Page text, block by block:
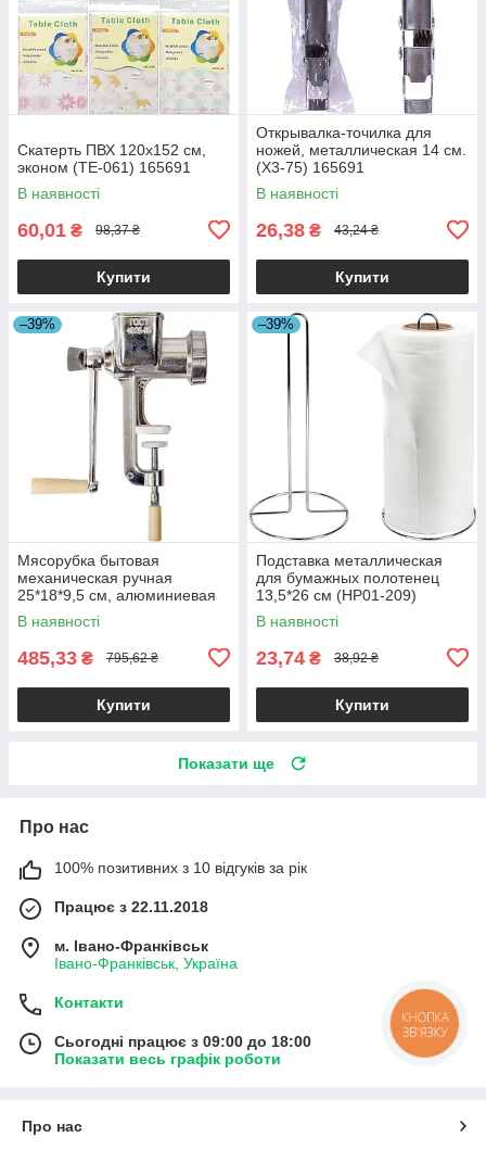
Скатерть ПВХ 120x152 см,
эконом (ТЕ-061) 165691
В наявності
60,01 ₴ 98,37 ₴
Купити
Открывалка-точилка для
ножей, металлическая 14 см.
(X3-75) 165691
В наявності
26,38 ₴ 43,24 ₴
Купити
–39%
Мясорубка бытовая
механическая ручная
25*18*9,5 см, алюминиевая
(X3-112) 165691
В наявності
485,33 ₴ 795,62 ₴
Купити
–39%
Подставка металлическая
для бумажных полотенец
13,5*26 см (HP01-209)
165691
В наявності
23,74 ₴ 38,92 ₴
Купити
Показати ще
Про нас
100% позитивних з 10 відгуків за рік
Працює з 22.11.2018
м. Івано-Франківськ
Івано-Франківськ, Україна
Контакти
Сьогодні працює з 09:00 до 18:00
Показати весь графік роботи
Про нас
КНОПКА
ЗВ'ЯЗКУ